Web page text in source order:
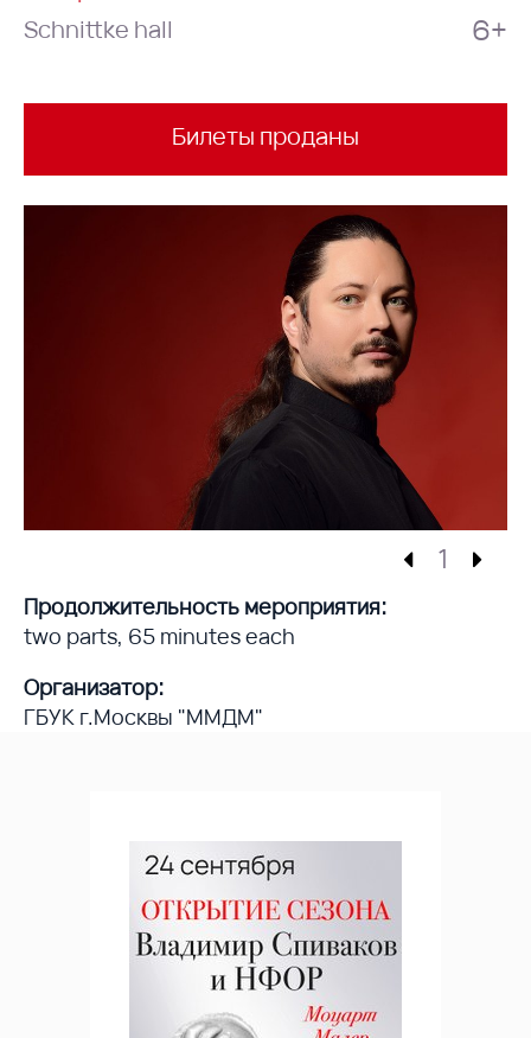
Schnittke hall 6+
Билеты проданы
1
Продолжительность мероприятия:
two parts, 65 minutes each
Организатор:
ГБУК г.Москвы "ММДМ"